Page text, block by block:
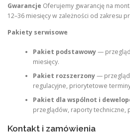
Gwarancje Oferujemy gwarancję na
12–36 miesięcy w zależności od zakresu
Pakiety serwisowe
Pakiet podstawowy— przegląd
miesięcy.
Pakiet rozszerzony— przegląd
regulacyjne, priorytetowe
Pakiet dla wspólnot i
przeglądów, raporty techniczne,
Kontakt i zamówienia